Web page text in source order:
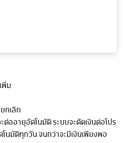
พิ่ม
กเลิก
ออายุอัตโนมัติ ระบบจะตัดเงินต่อโปร
นมัติทุกวัน จนกว่าจะมีเงินเพียงพอ